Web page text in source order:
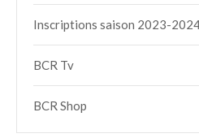
Inscriptions saison 2023-
BCR Tv
BCR Shop